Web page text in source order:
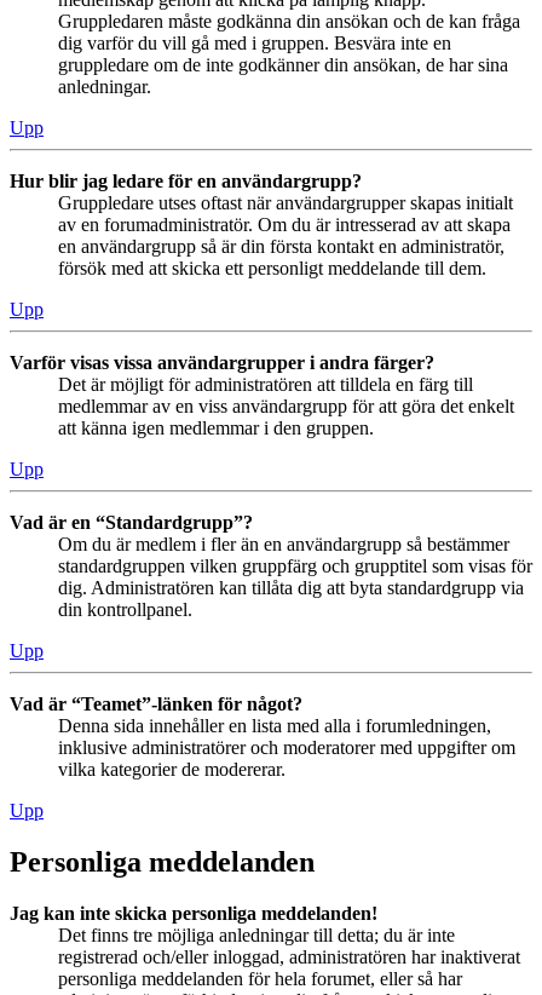
Gruppledaren måste godkänna din ansökan och de kan fråga
dig varför du vill gå med i gruppen. Besvära inte en
gruppledare om de inte godkänner din ansökan, de har sina
anledningar.
Upp
Hur blir jag ledare för en användargrupp?
Gruppledare utses oftast när användargrupper skapas initialt
av en forumadministratör. Om du är intresserad av att skapa
en användargrupp så är din första kontakt en administratör,
försök med att skicka ett personligt meddelande till dem.
Upp
Varför visas vissa användargrupper i andra färger?
Det är möjligt för administratören att tilldela en färg till
medlemmar av en viss användargrupp för att göra det enkelt
att känna igen medlemmar i den gruppen.
Upp
Vad är en “Standardgrupp”?
Om du är medlem i fler än en användargrupp så bestämmer
standardgruppen vilken gruppfärg och grupptitel som visas för
dig. Administratören kan tillåta dig att byta standardgrupp via
din kontrollpanel.
Upp
Vad är “Teamet”-länken för något?
Denna sida innehåller en lista med alla i forumledningen,
inklusive administratörer och moderatorer med uppgifter om
vilka kategorier de modererar.
Upp
Personliga meddelanden
Jag kan inte skicka personliga meddelanden!
Det finns tre möjliga anledningar till detta; du är inte
registrerad och/eller inloggad, administratören har inaktiverat
personliga meddelanden för hela forumet, eller så har